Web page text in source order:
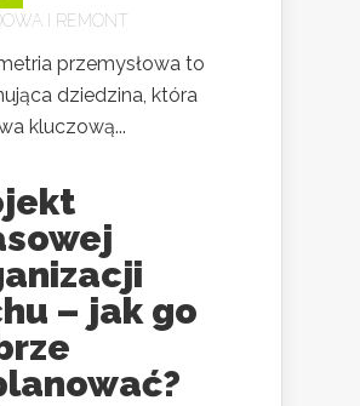
I REMONT
przemysłowa to
dziedzina, która
kluczową...
– jak go